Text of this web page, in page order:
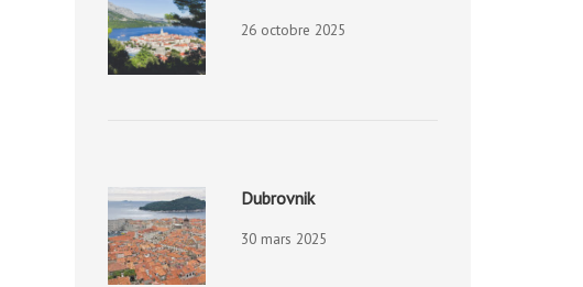
26 octobre 2025
Dubrovnik
30 mars 2025